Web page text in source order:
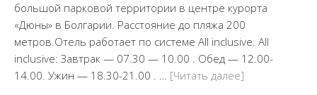
большой парковой территории в центре курорта
«Дюны» в Болгарии. Расстояние до пляжа 200
метров.Отель работает по системе All inclusive. All
inclusive: Завтрак — 07.30 — 10.00 . Обед — 12.00-
14.00. Ужин — 18.30-21.00 . … [Читать далее]